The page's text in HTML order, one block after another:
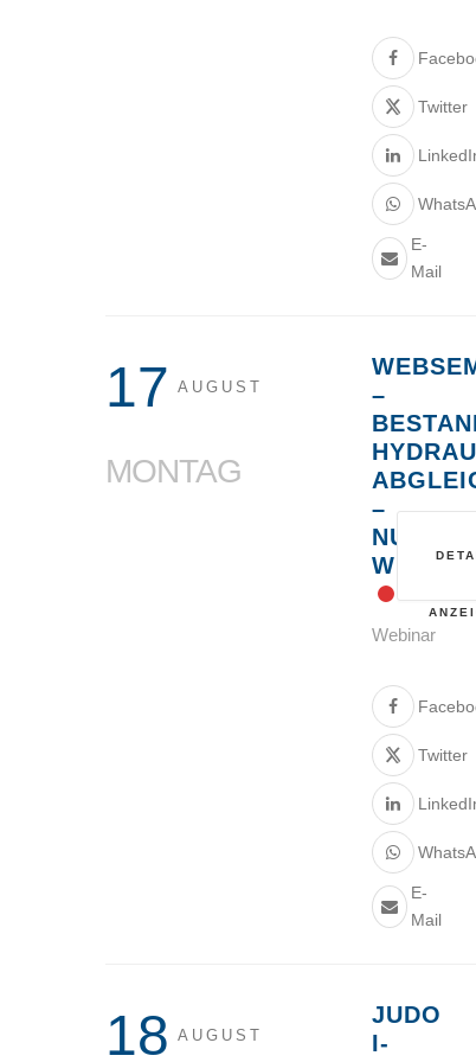
Twitter
E-
Mail
17 AUGUST
MONTAG
–
–
NUR
WIE?
Webinar
Twitter
E-
Mail
18 AUGUST
JUDO
I-